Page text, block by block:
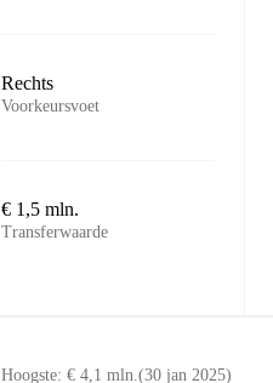
Rechts
Voorkeursvoet
€ 1,5 mln.
Transferwaarde
Hoogste: € 4,1 mln.(30 jan 2025)